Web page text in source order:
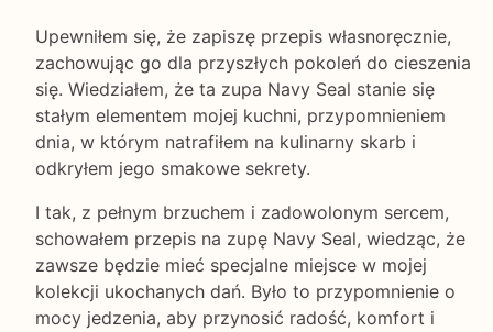
Upewniłem się, że zapiszę przepis własnoręcznie,
zachowując go dla przyszłych pokoleń do cieszenia
się. Wiedziałem, że ta zupa Navy Seal stanie się
stałym elementem mojej kuchni, przypomnieniem
dnia, w którym natrafiłem na kulinarny skarb i
odkryłem jego smakowe sekrety.
I tak, z pełnym brzuchem i zadowolonym sercem,
schowałem przepis na zupę Navy Seal, wiedząc, że
zawsze będzie mieć specjalne miejsce w mojej
kolekcji ukochanych dań. Było to przypomnienie o
mocy jedzenia, aby przynosić radość, komfort i